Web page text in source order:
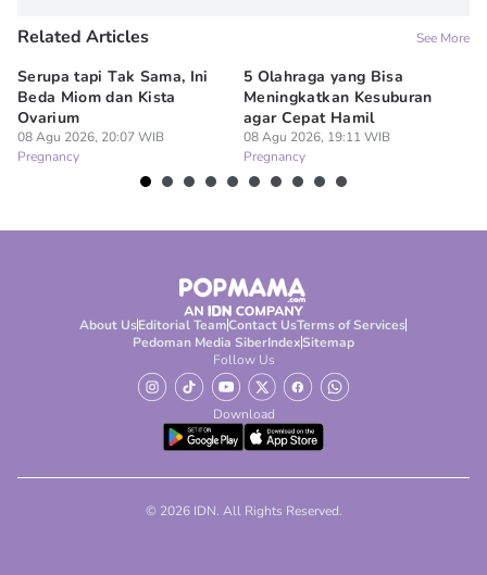
Related Articles See More
Serupa tapi Tak Sama, Ini
Beda Miom dan Kista
Ovarium
08 Agu 2026, 20:07 WIB
Pregnancy
5 Olahraga yang Bisa
Meningkatkan Kesuburan
agar Cepat Hamil
08 Agu 2026, 19:11 WIB
Pregnancy
About UsEditorial TeamContact UsTerms of Services
Pedoman Media SiberIndexSitemap
Follow Us
Download
© 2026 IDN. All Rights Reserved.